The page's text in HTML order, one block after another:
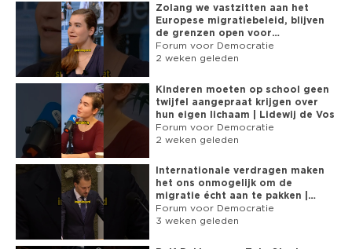
Zolang we vastzitten aan het
Europese migratiebeleid, blijven
de grenzen open voor
asielzoekers
Forum voor Democratie
2 weken geleden
Kinderen moeten op school geen
twijfel aangepraat krijgen over
hun eigen lichaam | Lidewij de Vos
Forum voor Democratie
2 weken geleden
Internationale verdragen maken
het ons onmogelijk om de
migratie écht aan te pakken |
Russcher (FVD)
Forum voor Democratie
3 weken geleden